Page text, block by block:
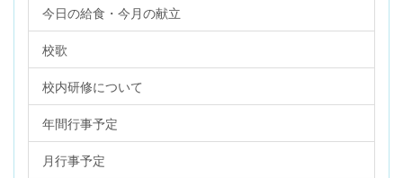
今日の給食・今月の献立
校歌
校内研修について
年間行事予定
月行事予定